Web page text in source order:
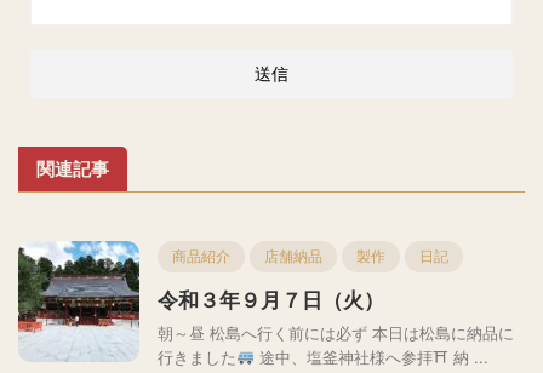
関連記事
商品紹介 店舗納品 製作 日記
令和３年９月７日（火）
朝～昼 松島へ行く前には必ず 本日は松島に納品に
行きました
途中、塩釜神社様へ参拝⛩ 納 ...